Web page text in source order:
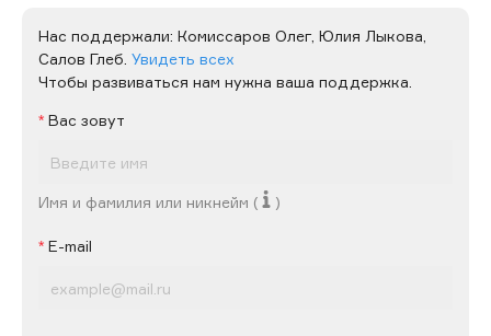
Нас поддержали: Комиссаров Олег, Юлия Лыкова,
Салов Глеб. Увидеть всех
Чтобы развиваться нам нужна ваша поддержка.
Вас зовут
Имя и фамилия или никнейм ( )
E-mail